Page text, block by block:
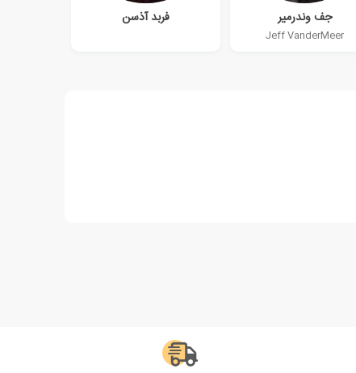
جف وندرمیر
Jeff VanderMeer
فربد آذسن